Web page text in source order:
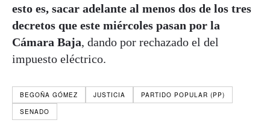
esto es, sacar adelante al menos dos de los tres
decretos que este miércoles pasan por la
Cámara Baja, dando por rechazado el del
impuesto eléctrico.
BEGOÑA GÓMEZ JUSTICIA
PARTIDO POPULAR (PP)
SENADO